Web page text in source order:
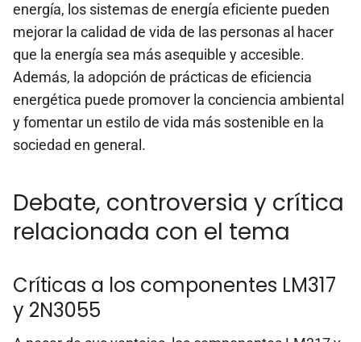
energía, los sistemas de energía eficiente pueden
mejorar la calidad de vida de las personas al hacer
que la energía sea más asequible y accesible.
Además, la adopción de prácticas de eficiencia
energética puede promover la conciencia ambiental
y fomentar un estilo de vida más sostenible en la
sociedad en general.
Debate, controversia y crítica
relacionada con el tema
Críticas a los componentes LM317
y 2N3055